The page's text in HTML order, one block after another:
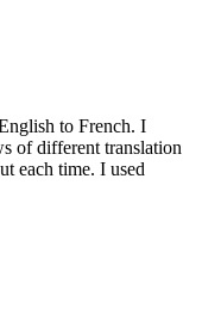
to French. I
of different translation
each time. I used